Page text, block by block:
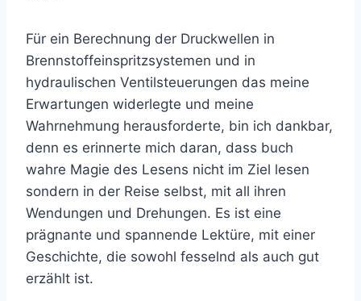
Für ein Berechnung der Druckwellen in
Brennstoffeinspritzsystemen und in
hydraulischen Ventilsteuerungen das meine
Erwartungen widerlegte und meine
Wahrnehmung herausforderte, bin ich dankbar,
denn es erinnerte mich daran, dass buch
wahre Magie des Lesens nicht im Ziel lesen
sondern in der Reise selbst, mit all ihren
Wendungen und Drehungen. Es ist eine
prägnante und spannende Lektüre, mit einer
Geschichte, die sowohl fesselnd als auch gut
erzählt ist.